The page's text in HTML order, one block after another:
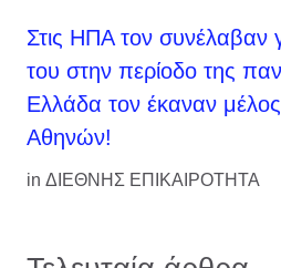
Στις ΗΠΑ τον συνέλαβαν
του στην περίοδο της
Ελλάδα τον έκαναν
Αθηνών!
in ΔΙΕΘΝΗΣ ΕΠΙΚΑΙΡΟΤΗΤΑ